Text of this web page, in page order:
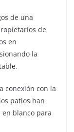
de una
de
en
la
conexión con la
patios han
en blanco para